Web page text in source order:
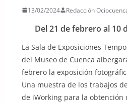
13/02/2024 Redacción
Del 21 de febrero al 10
La Sala de Exposiciones
del Museo de Cuenca
febrero la exposición
Una muestra de los trabajos
de iWorking para la obtención